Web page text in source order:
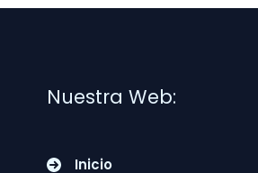
Nuestra Web:
Inicio